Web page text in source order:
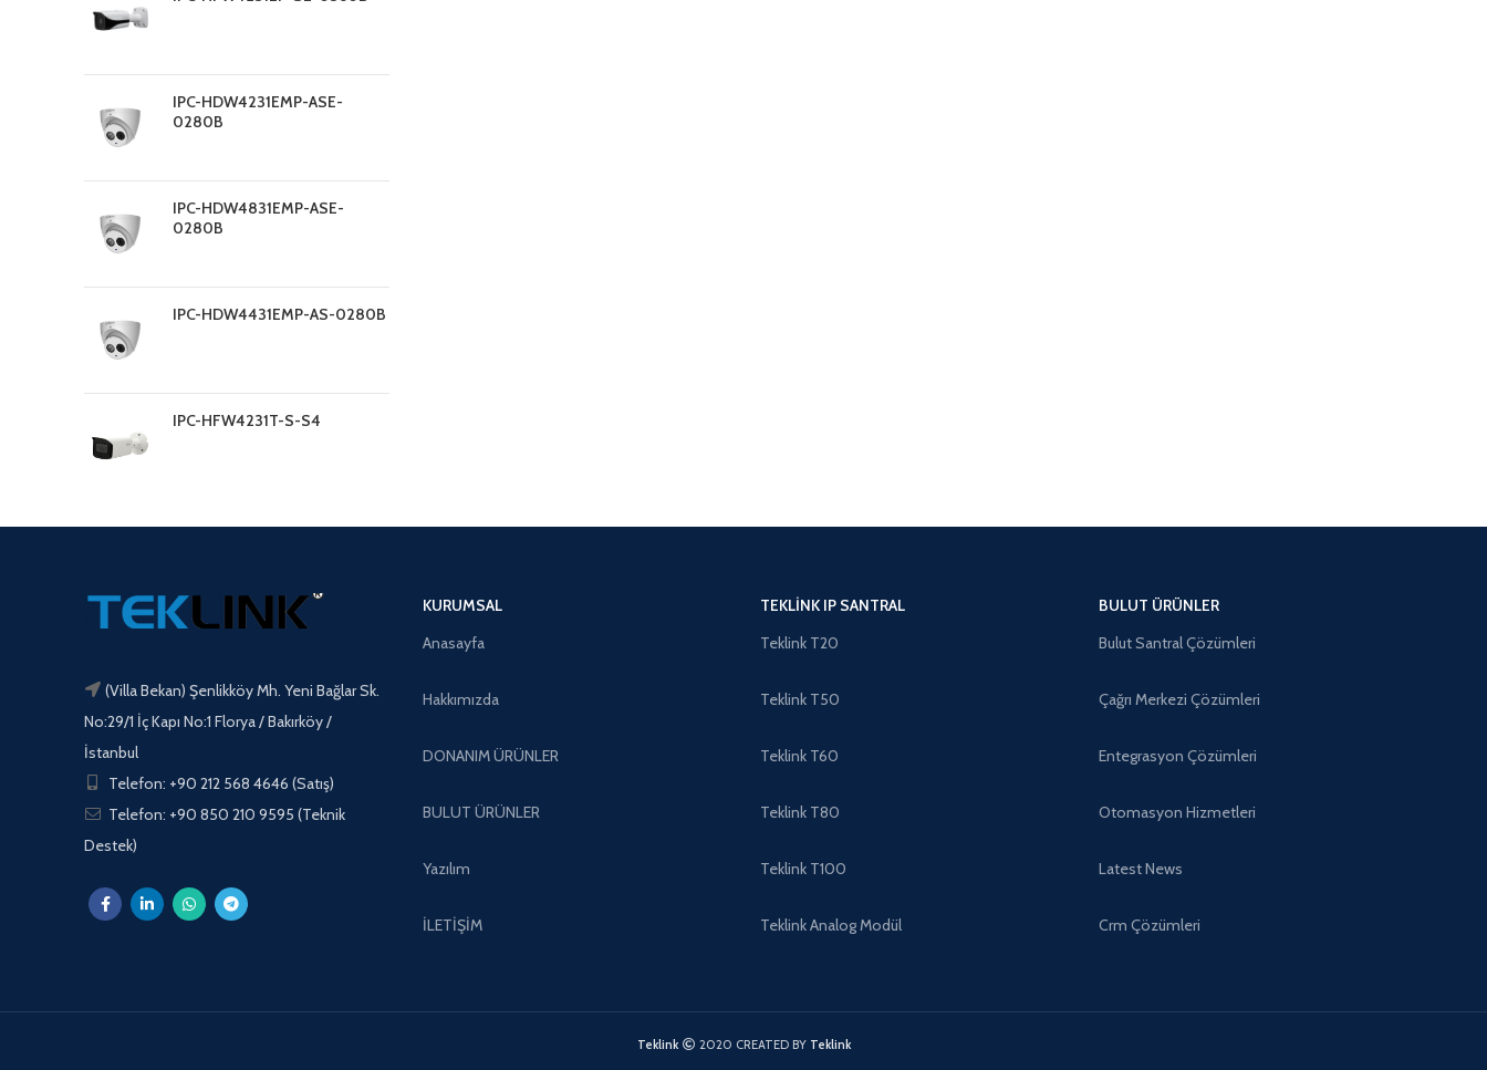
IPC-HDW4231EMP-ASE-
0280B
IPC-HDW4831EMP-ASE-
0280B
IPC-HDW4431EMP-AS-0280B
IPC-HFW4231T-S-S4
(Villa Bekan) Şenlikköy Mh. Yeni Bağlar Sk.
No:29/1 İç Kapı No:1 Florya / Bakırköy /
İstanbul
Telefon: +90 212 568 4646 (Satış)
Telefon: +90 850 210 9595 (Teknik
Destek)
KURUMSAL
Anasayfa
Hakkımızda
DONANIM ÜRÜNLER
BULUT ÜRÜNLER
Yazılım
İLETİŞİM
TEKLINK IP SANTRAL
Teklink T20
Teklink T50
Teklink T60
Teklink T80
Teklink T100
Teklink Analog Modül
BULUT ÜRÜNLER
Bulut Santral Çözümleri
Çağrı Merkezi Çözümleri
Entegrasyon Çözümleri
Otomasyon Hizmetleri
Latest News
Crm Çözümleri
Teklink 2020 CREATED BY Teklink